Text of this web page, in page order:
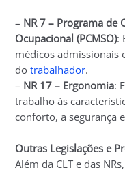
– NR 7 – Programa de
Ocupacional (PCMSO):
médicos admissionais
dotrabalhador.
– NR 17 – Ergonomia:
trabalho às
conforto, a segurança
Outras Legislações e
Além da CLT e das